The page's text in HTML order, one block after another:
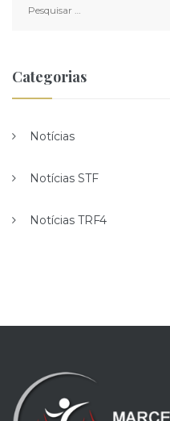
por:
Categorias
Notícias
Notícias STF
Notícias TRF4